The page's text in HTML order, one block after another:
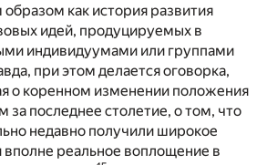
как история развития
идей, продуцируемых в
индивидуумами или группами
при этом делается оговорка,
о коренном изменении положения
последнее столетие, о том, что
недавно получили широкое
вполне реальное воплощение в